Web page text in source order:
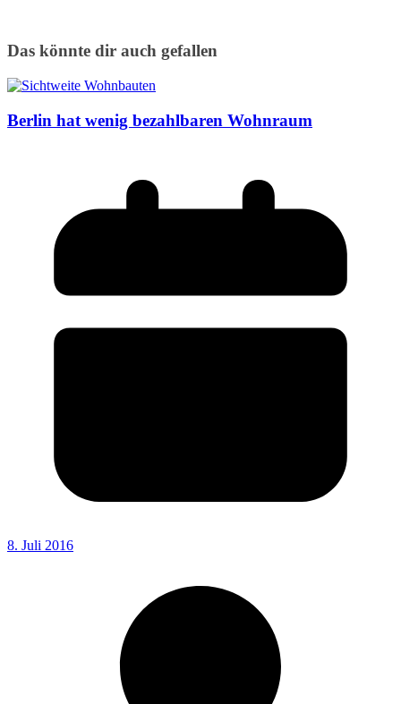
Das könnte dir auch gefallen
Berlin hat wenig bezahlbaren Wohnraum
8. Juli 2016